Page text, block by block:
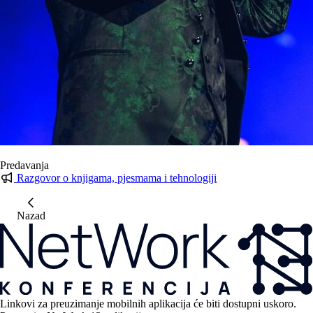
Predavanja
Razgovor o knjigama, pjesmama i tehnologiji
Nazad
Linkovi za preuzimanje mobilnih aplikacija će biti dostupni uskoro.